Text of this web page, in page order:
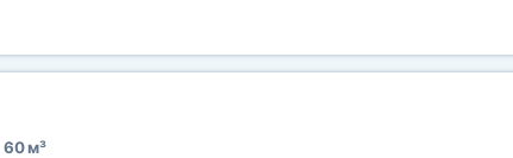
60 м³